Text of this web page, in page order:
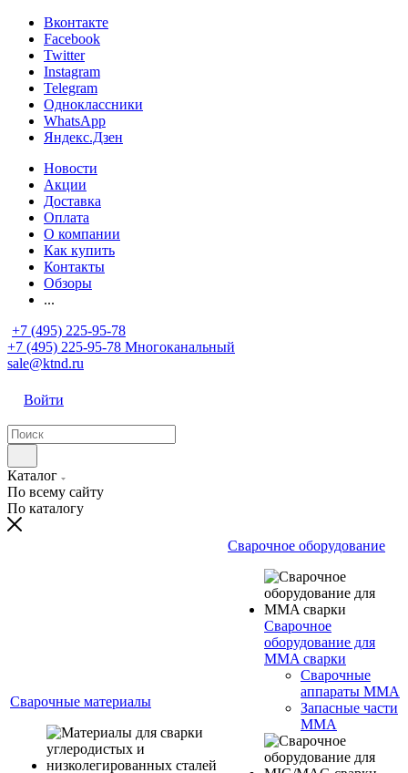
Вконтакте
Facebook
Twitter
Instagram
Telegram
Одноклассники
WhatsApp
Яндекс.Дзен
Новости
Акции
Доставка
Оплата
О компании
Как купить
Контакты
Обзоры
...
+7 (495) 225-95-78
+7 (495) 225-95-78 Многоканальный
sale@ktnd.ru
Войти
Каталог
По всему сайту
По каталогу
Сварочные материалы
Сварочное оборудование
Сварочное
оборудование для
MMA сварки
Сварочные
аппараты MMA
Запасные части
MMA